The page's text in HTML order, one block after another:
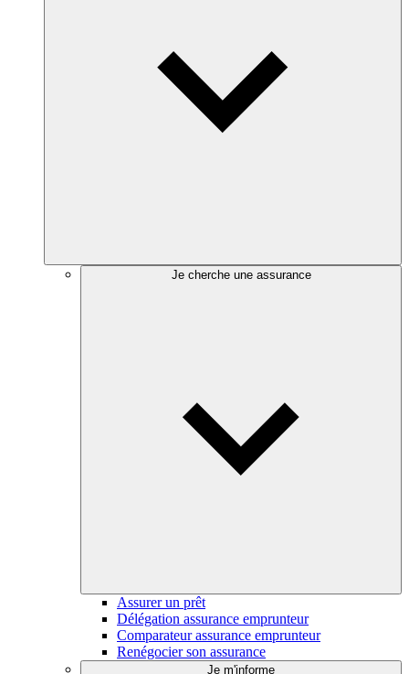
Je cherche une assurance
Assurer un prêt
Délégation assurance emprunteur
Comparateur assurance emprunteur
Renégocier son assurance
Je m'informe